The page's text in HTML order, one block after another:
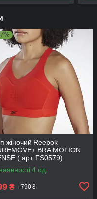
жіночий Reebok
BRA MOTION
( арт. FS0579)
4 од.
₴ 790 ₴